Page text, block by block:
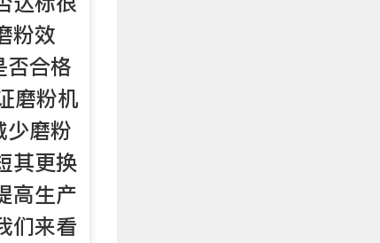
粉效
否合格
磨粉机
少磨粉
其更换
高生产
们来看